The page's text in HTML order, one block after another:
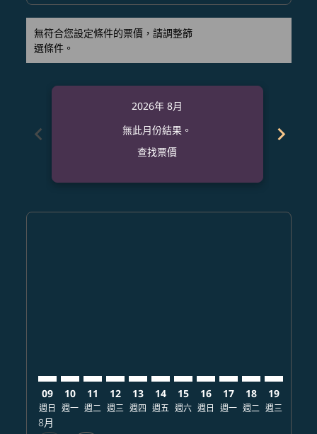
無符合您設定條件的票價，請調整篩
選條件。
chevron_left
2026年 8月
無此月份結果。
查找票價
chevron_right
09
週日
8月
10
週一
11
週二
12
週三
13
週四
14
週五
15
週六
16
週日
17
週一
18
週二
19
週三